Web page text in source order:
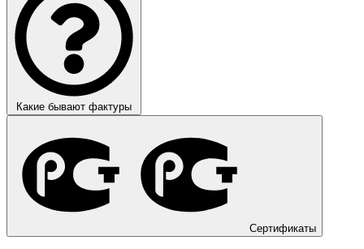
Какие бывают фактуры
Сертификаты